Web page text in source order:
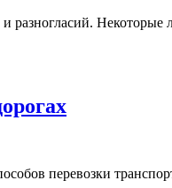
перевозки